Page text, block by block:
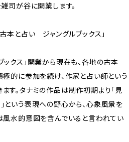
司が谷に開業します。
本と占い ジャングルブックス」
ックス」開業から現在も、各地の古本
極的に参加を続け、作家と占い師という
す。タナミの作品は制作初期より「見
という表現への野心から、心象風景を
風水的意図を含んでいると言われてい